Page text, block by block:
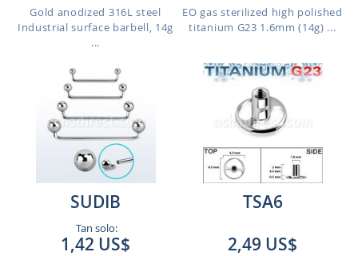
Gold anodized 316L steel
Industrial surface barbell, 14g
...
EO gas sterilized high polished
titanium G23 1.6mm (14g) ...
SUDIB
Tan solo:
1,42 US$
TSA6
2,49 US$